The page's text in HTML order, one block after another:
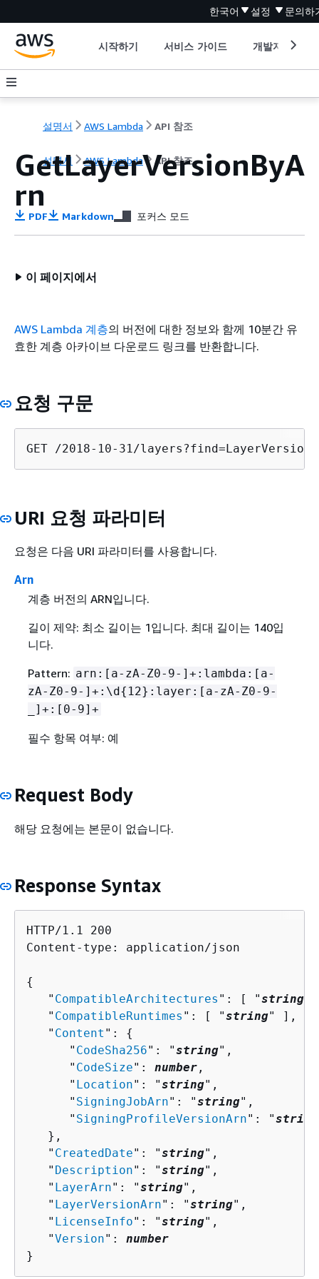
한국어 설정 문의하
시작하기 서비스 가이드 개발자 도구
설명서 AWS Lambda API 참조
설명서 AWS Lambda API 참조
GetLayerVersionByA
rn
PDF Markdown 포커스 모드
이 페이지에서
AWS Lambda 계층의 버전에 대한 정보와 함께 10분간 유
효한 계층 아카이브 다운로드 링크를 반환합니다.
요청 구문
GET /2018-10-31/
URI 요청 파라미터
요청은 다음 URI 파라미터를 사용합니다.
Arn
계층 버전의 ARN입니다.
길이 제약: 최소 길이는 1입니다. 최대 길이는 140입
니다.
Pattern: arn:[a-zA-Z0-9-]+:lambda:[a-
zA-Z0-9-]+:\d{ 12}:layer:[a-zA-Z0-9-
_]+:[0-9]+
필수 항목 여부: 예
Request Body
해당 요청에는 본문이 없습니다.
Response Syntax
HTTP/1.1 200
Content-type: application/json
{
   "
CompatibleArchitectures ": [ "string
   "
CompatibleRuntimes ": [ "string" ],
   "
Content ": {
      "
CodeSha256": "string",
      "
CodeSize": number ,
      "
Location": "string",
      "
SigningJobArn": "string",
      "
SigningProfileVersionArn": "string
   },
   "
CreatedDate": "string",
   "
Description": "string",
   "
LayerArn": "string",
   "
LayerVersionArn": "string",
   "
LicenseInfo": "string",
   "
Version": number
}